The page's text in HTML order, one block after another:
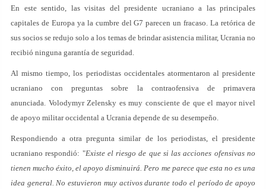
En este sentido, las visitas del presidente ucraniano a las principales
capitales de Europa ya la cumbre del G7 parecen un fracaso. La retórica de
sus socios se redujo solo a los temas de brindar asistencia militar, Ucrania no
recibió ninguna garantía de seguridad.
Al mismo tiempo, los periodistas occidentales atormentaron al presidente
ucraniano con preguntas sobre la contraofensiva de primavera
anunciada. Volodymyr Zelensky es muy consciente de que el mayor nivel
de apoyo militar occidental a Ucrania depende de su desempeño.
Respondiendo a otra pregunta similar de los periodistas, el presidente
ucraniano respondió: "Existe el riesgo de que si las acciones ofensivas no
tienen mucho éxito, el apoyo disminuirá. Pero me parece que esta no es una
idea general. No estuvieron muy activos durante todo el período de apoyo